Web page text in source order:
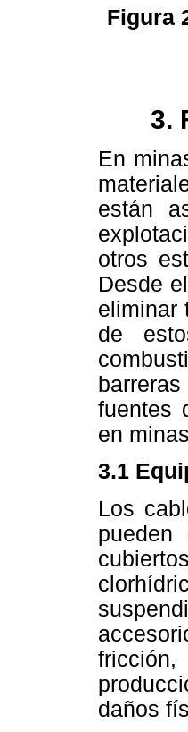
Figura
3.
En
están
otros
Desde
eliminar
de
fuentes
en
3.1
Los
daños